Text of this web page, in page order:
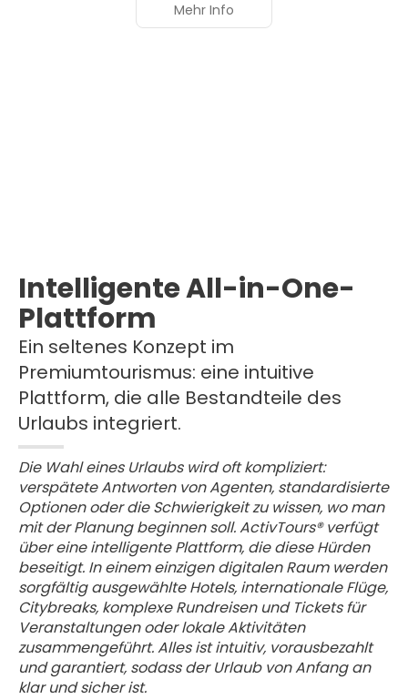
Mehr Info
Intelligente All-in-One-
Plattform
Ein seltenes Konzept im
Premiumtourismus: eine intuitive
Plattform, die alle Bestandteile des
Urlaubs integriert.
Die Wahl eines Urlaubs wird oft kompliziert:
verspätete Antworten von Agenten, standardisierte
Optionen oder die Schwierigkeit zu wissen, wo man
mit der Planung beginnen soll. ActivTours® verfügt
über eine intelligente Plattform, die diese Hürden
beseitigt. In einem einzigen digitalen Raum werden
sorgfältig ausgewählte Hotels, internationale Flüge,
Citybreaks, komplexe Rundreisen und Tickets für
Veranstaltungen oder lokale Aktivitäten
zusammengeführt. Alles ist intuitiv, vorausbezahlt
und garantiert, sodass der Urlaub von Anfang an
klar und sicher ist.